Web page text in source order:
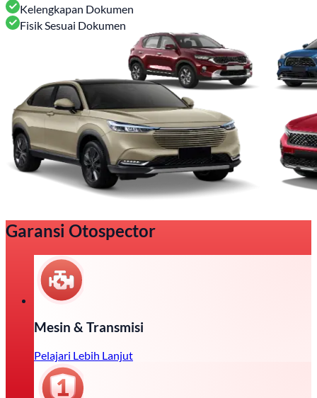
Kelengkapan Dokumen
Fisik Sesuai Dokumen
Garansi Otospector
Mesin & Transmisi
Pelajari Lebih Lanjut